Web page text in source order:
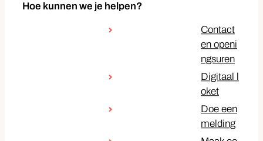
Hoe kunnen we je helpen?
Contact
en openi
ngsuren
Digitaal l
oket
Doe een
melding